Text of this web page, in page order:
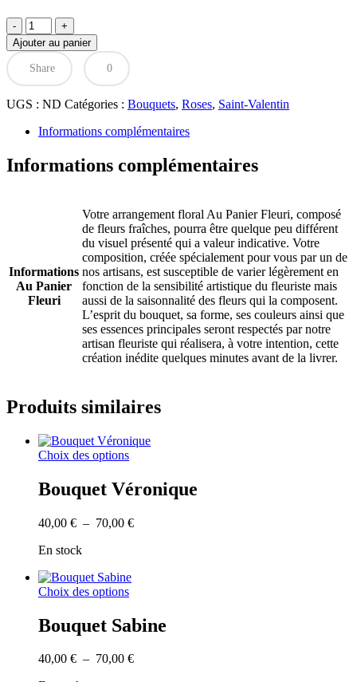
quantité
de
Bouquet
de
rencontre
Ajouter au panier
Share 0
UGS : ND Catégories : Bouquets, Roses, Saint-Valentin
Informations complémentaires
Informations complémentaires
Informations
Au Panier
Fleuri
Votre arrangement floral Au Panier Fleuri, composé
de fleurs fraîches, pourra être quelque peu différent
du visuel présenté qui a valeur indicative. Votre
composition, créée spécialement pour vous par un de
nos artisans, est susceptible de varier légèrement en
fonction de la sensibilité artistique du fleuriste mais
aussi de la saisonnalité des fleurs qui la composent.
L’esprit du bouquet, sa forme, ses couleurs ainsi que
ses essences principales seront respectés par notre
artisan fleuriste qui réalisera, à votre intention, cette
création inédite quelques minutes avant de la livrer.
Produits similaires
Choix des optionsCe
a
plusieurs
Les
choisies
sur
page
produit
Bouquet Véronique
40,00 € – 70,00 €Plage
En stock
Choix des optionsCe
a
plusieurs
Les
Bouquet Sabine
40,00 € – 70,00 €Plage